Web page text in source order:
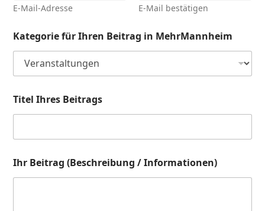
E-Mail-Adresse E-Mail bestätigen
Kategorie für Ihren Beitrag in MehrMannheim
Titel Ihres Beitrags
Ihr Beitrag (Beschreibung / Informationen)